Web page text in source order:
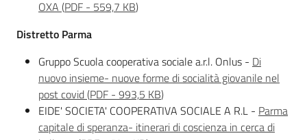
OXA (PDF - 559,7 KB)
Distretto Parma
Gruppo Scuola cooperativa sociale a.r.l. Onlus - Di
nuovo insieme- nuove forme di socialità giovanile nel
post covid(PDF - 993,5 KB)
EIDE' SOCIETA' COOPERATIVA SOCIALE A R.L - Parma
capitale di speranza- itinerari di coscienza in cerca di